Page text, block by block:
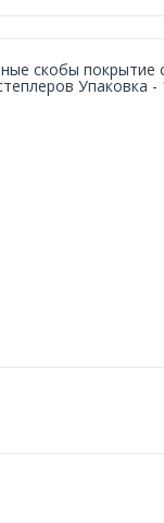
скобы
Упаковка